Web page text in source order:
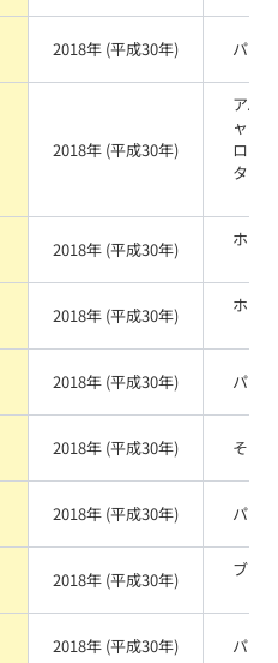
2018年 (平成30年) パール
2018年 (平成30年)
アバ
ャル
ロン
タリ
2018年 (平成30年)
ホワ
2018年 (平成30年)
ホワ
2018年 (平成30年) パール
2018年 (平成30年) その他
2018年 (平成30年) パール
2018年 (平成30年)
ブラ
2018年 (平成30年) パール